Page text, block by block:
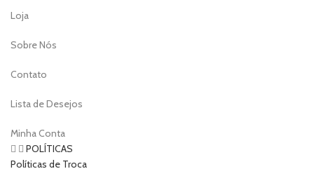
Loja
Sobre Nós
Contato
Lista de Desejos
Minha Conta
POLÍTICAS
Políticas de Troca